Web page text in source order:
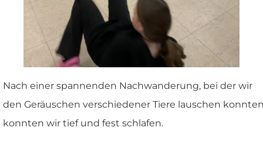
Nach einer spannenden Nachwanderung, bei der wir
den Geräuschen verschiedener Tiere lauschen
konnten wir tief und fest schlafen.